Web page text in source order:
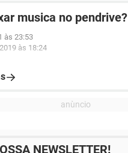
musica no pendrive?
às 23:53
às 18:24
NEWSLETTER!